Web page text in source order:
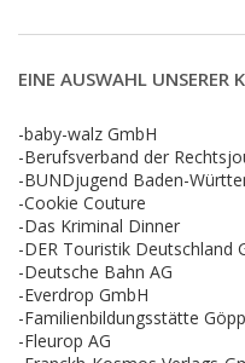
EINE AUSWAHL UNSERER
-baby-walz GmbH
-Berufsverband der
-BUNDjugend Baden-
-Cookie Couture
-Das Kriminal Dinner
-DER Touristik Deutschland
-Deutsche Bahn AG
-Everdrop GmbH
-Familienbildungsstätte
-Fleurop AG